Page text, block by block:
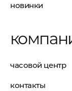
новинки
часовой центр
контакты